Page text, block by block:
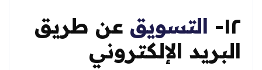
١٢- التسويق عن طريق
البريد الإلكتروني